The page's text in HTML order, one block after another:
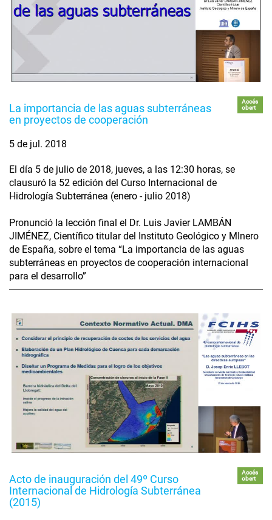
La importancia de las aguas subterráneas
en proyectos de cooperación
Accés
obert
5 de jul. 2018
El día 5 de julio de 2018, jueves, a las 12:30 horas, se
clausuró la 52 edición del Curso Internacional de
Hidrología Subterránea (enero - julio 2018)
Pronunció la lección final el Dr. Luis Javier LAMBÁN
JIMÉNEZ, Científico titular del Instituto Geológico y MInero
de España, sobre el tema “La importancia de las aguas
subterráneas en proyectos de cooperación internacional
para el desarrollo”
Acto de inauguración del 49º Curso
Internacional de Hidrología Subterránea
(2015)
Accés
obert